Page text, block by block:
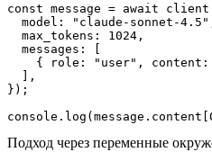
const message = await
model: "claude-sonnet-
  max_tokens: 1024,
  messages: [
{ role: "user",
  ],
});
Подход через переменные